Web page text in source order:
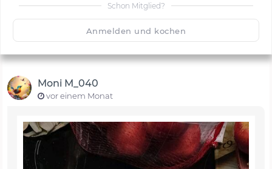
Schon Mitglied?
Anmelden und kochen
🙂 1500 Speichern
Moni M_040
vor einem Monat